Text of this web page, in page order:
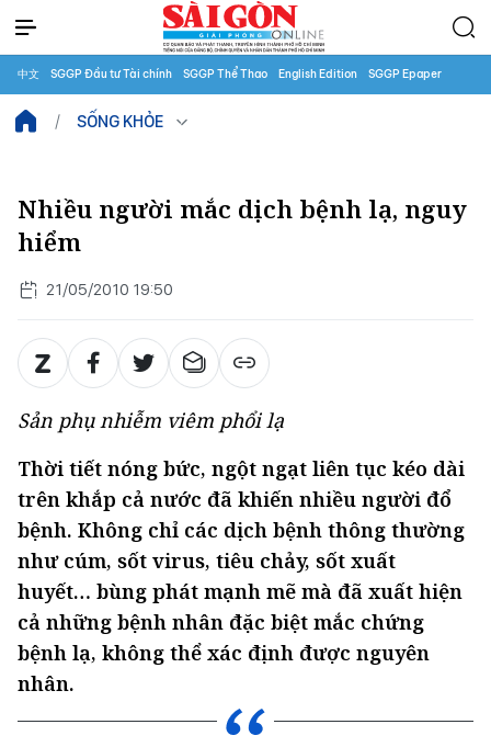
中文 SGGP Đầu tư Tài chính SGGP Thể Thao English Edition SGGP Epaper
SỐNG KHỎE
Nhiều người mắc dịch bệnh lạ, nguy
hiểm
21/05/2010 19:50
Sản phụ nhiễm viêm phổi lạ
Thời tiết nóng bức, ngột ngạt liên tục kéo dài
trên khắp cả nước đã khiến nhiều người đổ
bệnh. Không chỉ các dịch bệnh thông thường
như cúm, sốt virus, tiêu chảy, sốt xuất
huyết… bùng phát mạnh mẽ mà đã xuất hiện
cả những bệnh nhân đặc biệt mắc chứng
bệnh lạ, không thể xác định được nguyên
nhân.